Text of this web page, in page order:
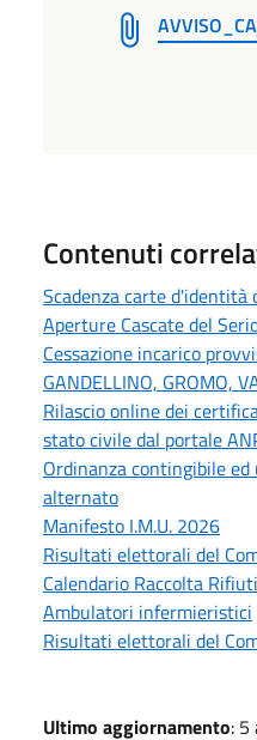
Contenuti
Scadenza carte d'identità
Aperture Cascate del
Cessazione incarico
GANDELLINO, GROMO,
Rilascio online dei
stato civile dal portale
Ordinanza contingibile
alternato
Manifesto I.M.U. 2026
Risultati elettorali del
Calendario Raccolta Rifiuti
Ambulatori infermieristici
Risultati elettorali del
Ultimo aggiornamento: